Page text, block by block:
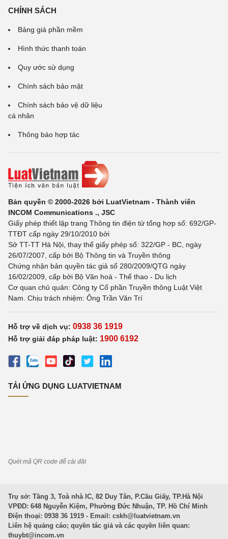
CHÍNH SÁCH
Bảng giá phần mềm
Hình thức thanh toán
Quy ước sử dụng
Chính sách bảo mật
Chính sách bảo vệ dữ liệu
cá nhân
Thông báo hợp tác
Bản quyền © 2000-2026 bởi LuatVietnam - Thành viên
INCOM Communications ., JSC
Giấy phép thiết lập trang Thông tin điện tử tổng hợp số: 692/GP-
TTĐT cấp ngày 29/10/2010 bởi
Sở TT-TT Hà Nội, thay thế giấy phép số: 322/GP - BC, ngày
26/07/2007, cấp bởi Bộ Thông tin và Truyền thông
Chứng nhận bản quyền tác giả số 280/2009/QTG ngày
16/02/2009, cấp bởi Bộ Văn hoá - Thể thao - Du lịch
Cơ quan chủ quản: Công ty Cổ phần Truyền thông Luật Việt
Nam. Chịu trách nhiệm: Ông Trần Văn Trí
Hỗ trợ về dịch vụ: 0938 36 1919
Hỗ trợ giải đáp pháp luật: 1900 6192
TẢI ỨNG DỤNG LUATVIETNAM
Quét mã QR code để cài đặt
Trụ sở: Tầng 3, Toà nhà IC, 82 Duy Tân, P.Cầu Giấy, TP.Hà Nội
VPĐD: 648 Nguyễn Kiệm, Phường Đức Nhuận, TP. Hồ Chí Minh
Điện thoại: 0938 36 1919 - Email: cskh@luatvietnam.vn
Liên hệ quảng cáo; quyền tác giả và các quyền liên quan:
thuybt@incom.vn